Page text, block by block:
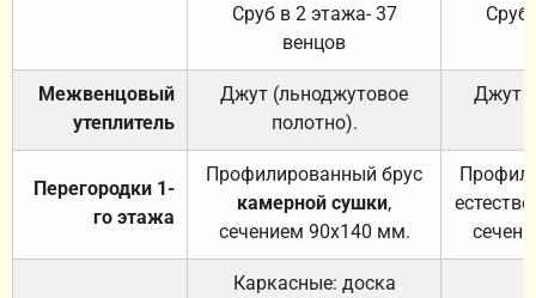
Сруб в 2 этажа- 37
венцов
Сруб
Межвенцовый
утеплитель
Джут (льноджутовое
полотно).
Джут
Перегородки 1-
го этажа
Профилированный брус
камерной сушки,
сечением 90х140 мм.
Каркасные: доска